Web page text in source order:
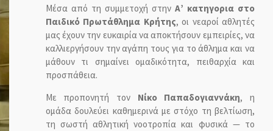
Μέσα από τη συμμετοχή στην Α’ κατηγορια στο
Παιδικό Πρωτάθλημα Κρήτης, οι νεαροί αθλητές
μας έχουν την ευκαιρία να αποκτήσουν εμπειρίες, να
καλλιεργήσουν την αγάπη τους για το άθλημα και να
μάθουν τι σημαίνει ομαδικότητα, πειθαρχία και
προσπάθεια.
Με προπονητή τον Νίκο Παπαδογιαννάκη, η
ομάδα δουλεύει καθημερινά με στόχο τη βελτίωση,
τη σωστή αθλητική νοοτροπία και φυσικά — το